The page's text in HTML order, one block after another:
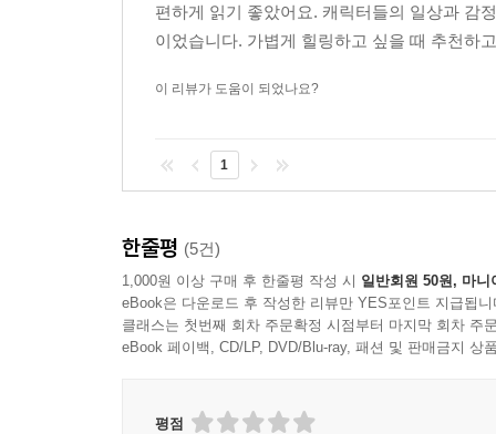
편하게 읽기 좋았어요. 캐릭터들의 일상과 감
이었습니다. 가볍게 힐링하고 싶을 때 추천하
이 리뷰가 도움이 되었나요?
1
한줄평 (5건)
1,000원 이상 구매 후 한줄평 작성 시 일반회원 50원, 마니
eBook은 다운로드 후 작성한 리뷰만 YES포인트 지급됩니
클래스는 첫번째 회차 주문확정 시점부터 마지막 회차 주
eBook 페이백, CD/LP, DVD/Blu-ray, 패션 및 판매금지 상
평점